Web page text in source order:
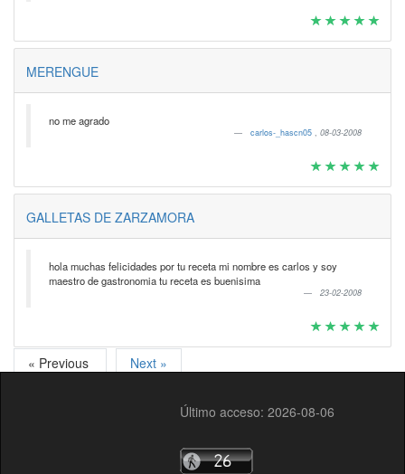
MERENGUE
no me agrado
carlos-_hascn05 , 08-03-2008
GALLETAS DE ZARZAMORA
hola muchas felicidades por tu receta mi nombre es carlos y soy
maestro de gastronomia tu receta es buenisima
23-02-2008
« Previous Next »
Último acceso: 2026-08-06